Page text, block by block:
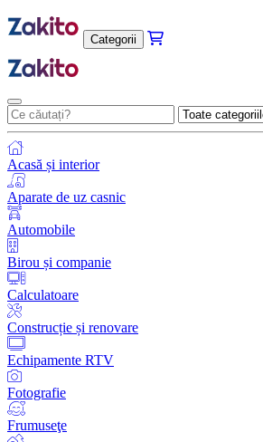
Categorii
Acasă și interior
Aparate de uz casnic
Automobile
Birou și companie
Calculatoare
Construcție și renovare
Echipamente RTV
Fotografie
Frumuseţe